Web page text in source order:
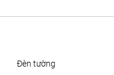
đèn tường